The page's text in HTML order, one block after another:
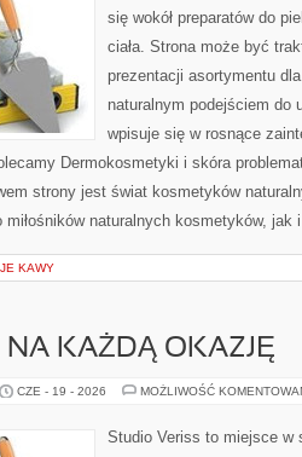
się wokół preparatów do
ciała. Strona może być
prezentacji asortymentu
naturalnym podejściem do
wpisuje się w rosnące
Dermokosmetyki i skóra
strony jest świat kosmetyków
miłośników naturalnych kosmetyków,
KAWY
NA KAŻDĄ OKAZJĘ
CZE - 19 - 2026 MOŻLIWOŚĆ
Studio Veriss to miejsce w